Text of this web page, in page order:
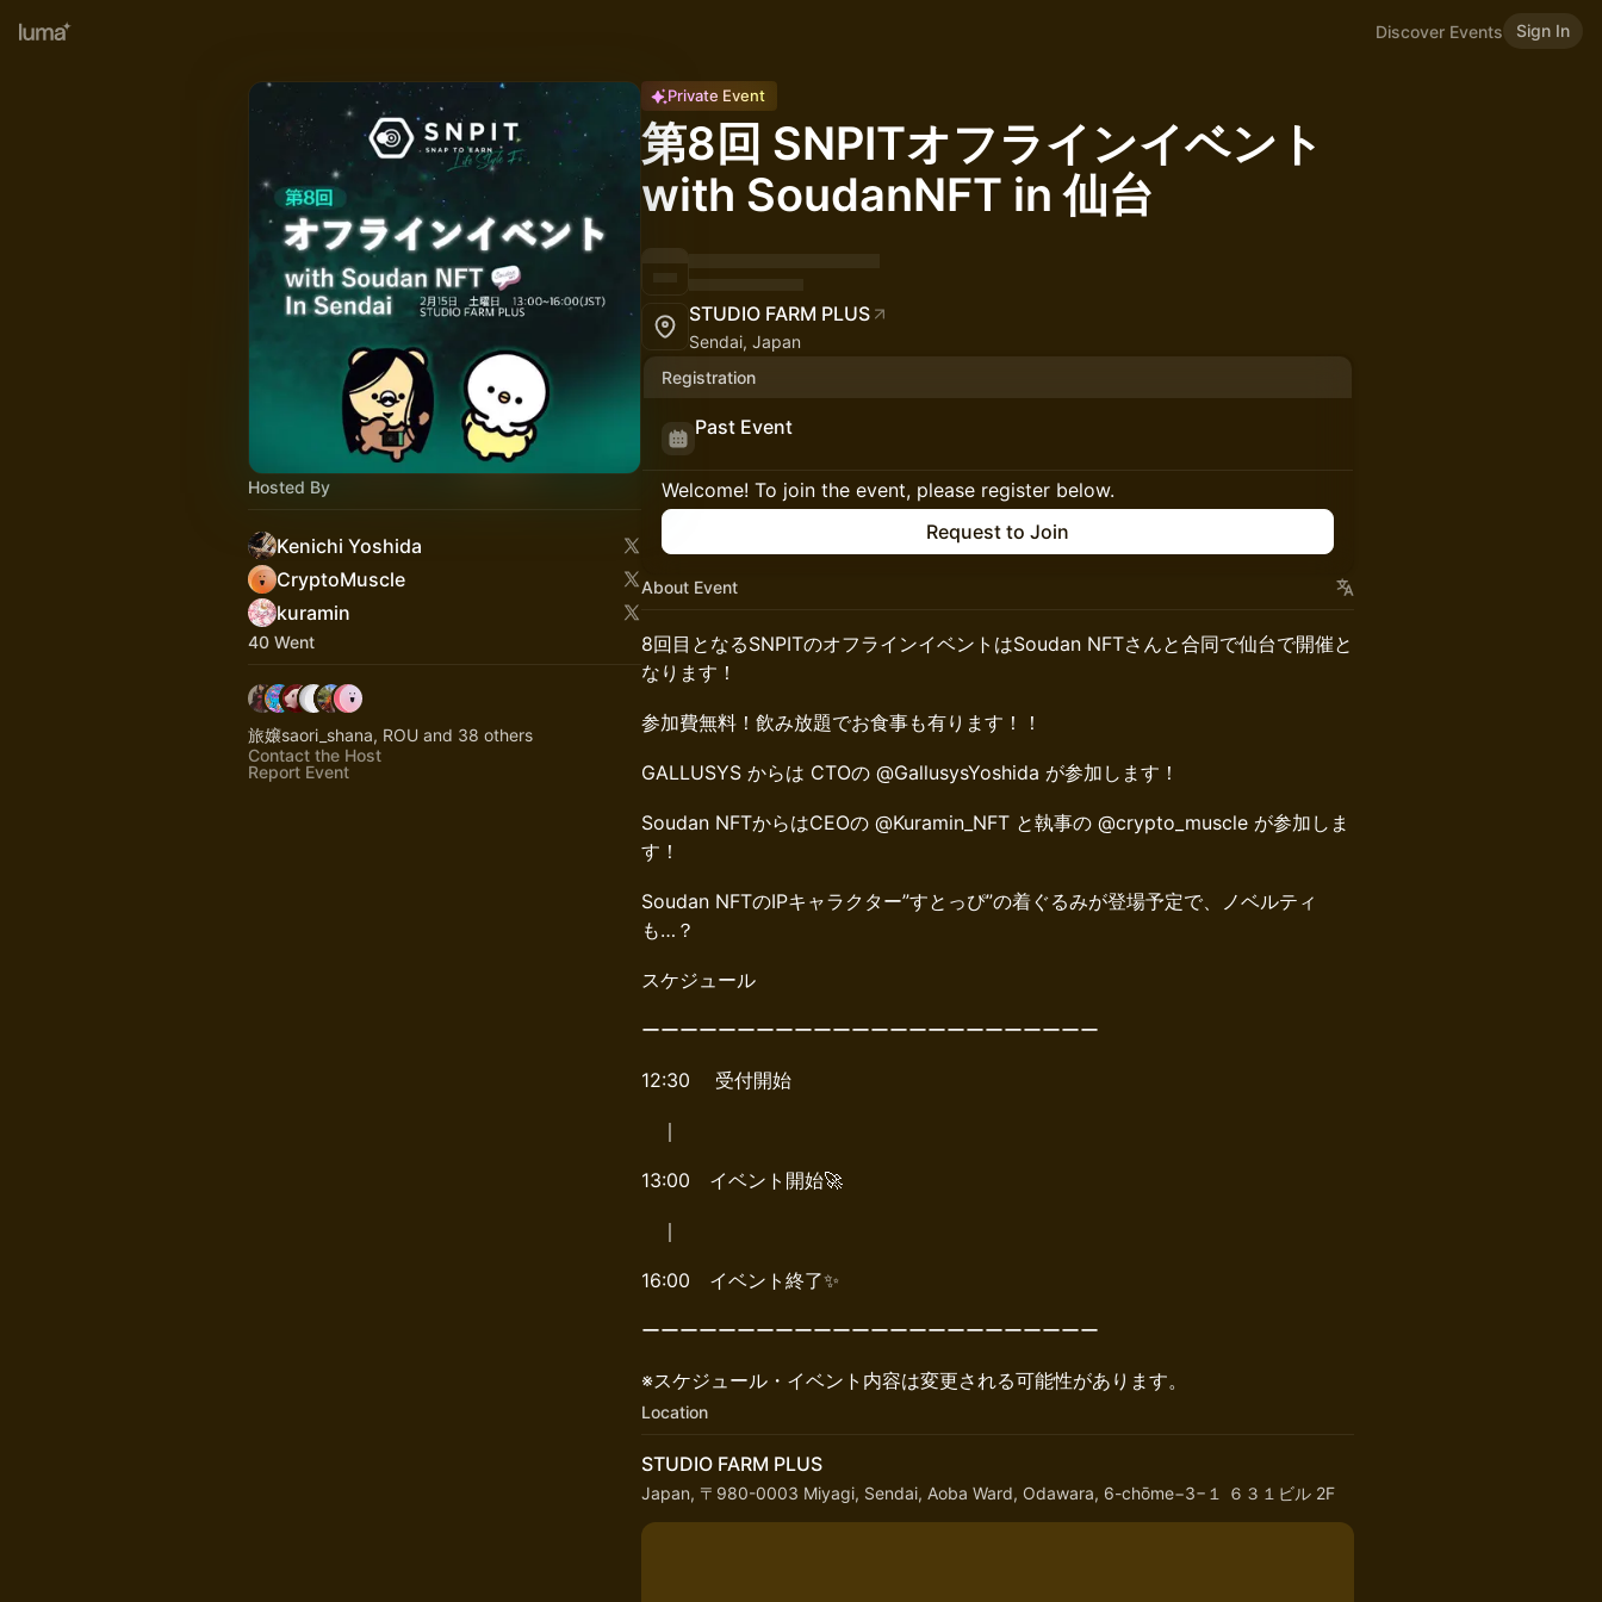
Discover Events Sign In
Hosted By
Kenichi Yoshida
CryptoMuscle
kuramin
40 Went
旅嬢saori_shana, ROU and 38 others
Contact the Host
Report Event
Private Event
第8回 SNPITオフラインイベント
with SoudanNFT in 仙台
STUDIO FARM PLUS
Sendai, Japan
Registration
Past Event
Welcome! To join the event, please register below.
Request to Join
About Event
8回目となるSNPITのオフラインイベントはSoudan NFTさんと合同で仙台で開催と
なります！
​参加費無料！飲み放題でお食事も有ります！！
​GALLUSYS からは CTOの @GallusysYoshida が参加します！
Soudan NFTからはCEOの @Kuramin_NFT と執事の @crypto_muscle が参加しま
す！
Soudan NFTのIPキャラクター”すとっぴ”の着ぐるみが登場予定で、ノベルティ
も…？
スケジュール
ーーーーーーーーーーーーーーーーーーーーーーーー
12:30 受付開始
｜
13:00 イベント開始🚀
｜
16:00 イベント終了✨
ーーーーーーーーーーーーーーーーーーーーーーーー
※スケジュール・イベント内容は変更される可能性があります。
Location
STUDIO FARM PLUS
Japan, 〒980-0003 Miyagi, Sendai, Aoba Ward, Odawara, 6-chōme−3−１ ６３１ビル 2F